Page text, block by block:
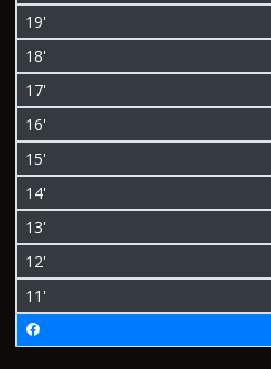
19'
18'
17'
16'
15'
14'
13'
12'
11'